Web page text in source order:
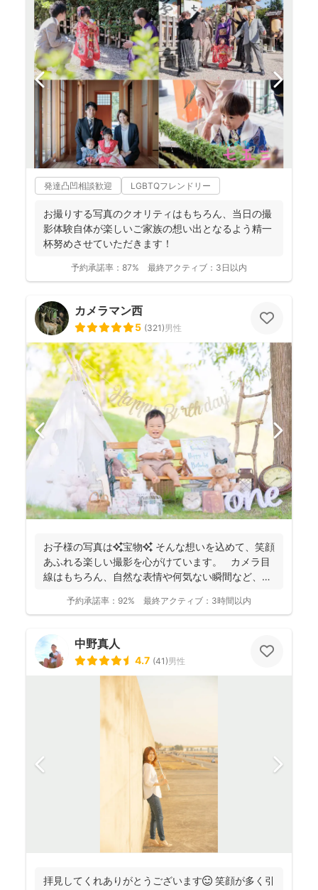
発達凸凹相談歓迎 LGBTQフレンドリー
お撮りする写真のクオリティはもちろん、当日の撮
影体験自体が楽しいご家族の想い出となるよう精一
杯努めさせていただきます！
予約承諾率： 87% 最終アクティブ： 3日以内
カメラマン西
5 (321)男性
お子様の写真は✨宝物✨ そんな想いを込めて、笑顔
あふれる楽しい撮影を心がけています。 カメラ目
線はもちろん、自然な表情や何気ない瞬間など、ご
予約承諾率： 92% 最終アクティブ： 3時間以内
中野真人
4.7 (41)男性
拝見してくれありがとうございます😊 笑顔が多く引